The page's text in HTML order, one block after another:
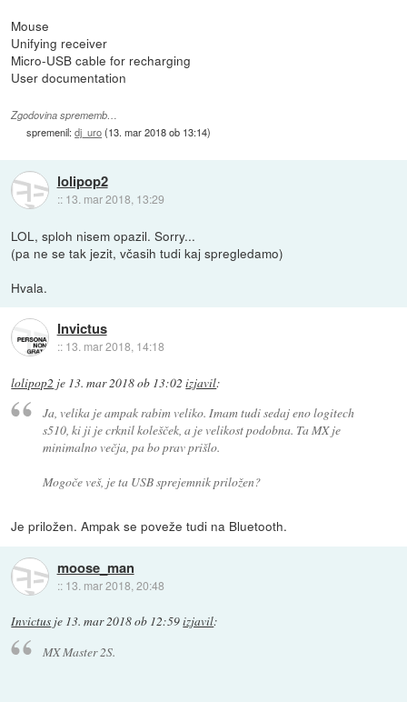
Mouse
Unifying receiver
Micro-USB cable for recharging
User documentation
Zgodovina sprememb…
spremenil:dj_uro(13. mar 2018 ob 13:14)
lolipop2
:: 13. mar 2018, 13:29
LOL, sploh nisem opazil. Sorry...
(pa ne se tak jezit, včasih tudi kaj spregledamo)
Hvala.
Invictus
:: 13. mar 2018, 14:18
lolipop2 je 13. mar 2018 ob 13:02 izjavil:
Ja, velika je ampak rabim veliko. Imam tudi sedaj eno logitech
s510, ki ji je crknil kolešček, a je velikost podobna. Ta MX je
minimalno večja, pa bo prav prišlo.
Mogoče veš, je ta USB sprejemnik priložen?
Je priložen. Ampak se poveže tudi na Bluetooth.
moose_man
:: 13. mar 2018, 20:48
Invictus je 13. mar 2018 ob 12:59izjavil:
MX Master 2S.